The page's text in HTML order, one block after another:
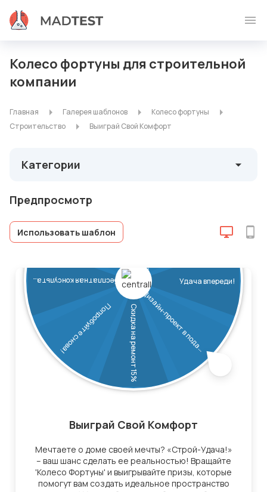
Колесо фортуны для строительной
компании
Главная Галерея шаблонов
Колесо фортуны
Строительство
Выиграй Свой Комфорт
Категории
Предпросмотр
Использовать шаблон